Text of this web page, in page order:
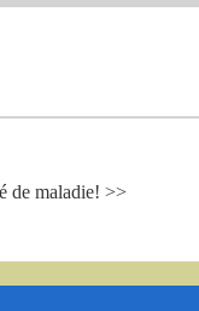
de maladie! >>